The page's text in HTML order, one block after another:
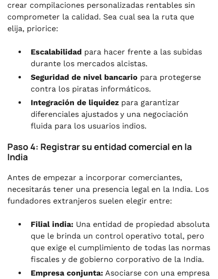
crear compilaciones personalizadas rentables sin
comprometer la calidad. Sea cual sea la ruta que
elija, priorice:
Escalabilidad para hacer frente a las subidas
durante los mercados alcistas.
Seguridad de nivel bancario para protegerse
contra los piratas informáticos.
Integración de liquidez para garantizar
diferenciales ajustados y una negociación
fluida para los usuarios indios.
Paso 4: Registrar su entidad comercial en la
India
Antes de empezar a incorporar comerciantes,
necesitarás tener una presencia legal en la India. Los
fundadores extranjeros suelen elegir entre:
Filial india: Una entidad de propiedad absoluta
que le brinda un control operativo total, pero
que exige el cumplimiento de todas las normas
fiscales y de gobierno corporativo de la India.
Empresa conjunta: Asociarse con una empresa